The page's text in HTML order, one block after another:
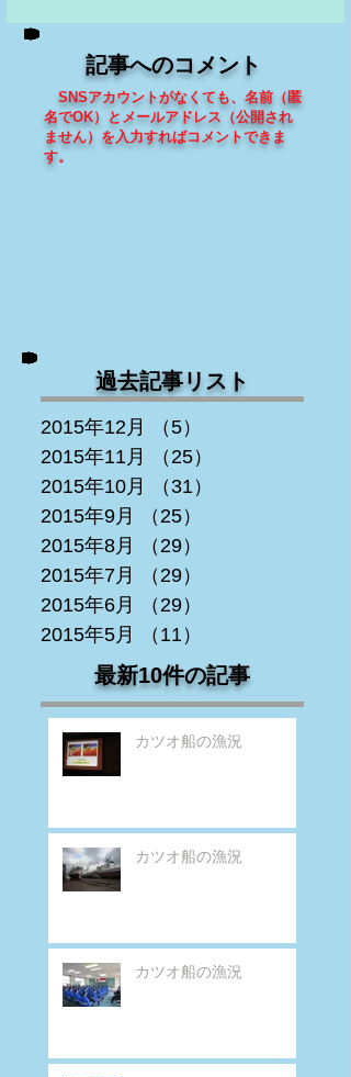
記事へのコメント
SNSアカウントがなくても、 名前（匿
名でOK）とメールアドレス（公開され
ません）を入力すればコメントできま
す。
過去記事リスト
2015年12月 （5）
2015年11月
（25）
2015年10月
（31）
2015年9月
（25）
2015年8月
（29）
2015年7月
（29）
2015年6月
（29）
2015年5月
（11）
最新10件の記事
カツオ船の漁況
カツオ船の漁況
カツオ船の漁況